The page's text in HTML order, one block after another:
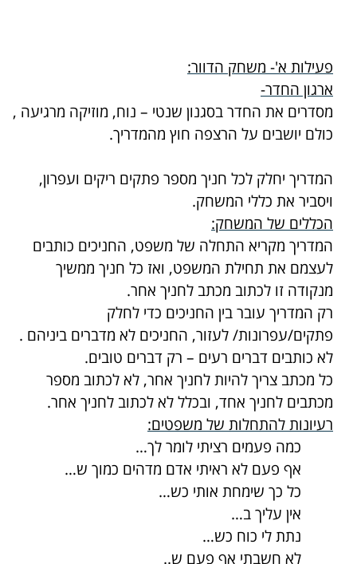
פעילות א'- משחק הדוור:
ארגון החדר-
מסדרים את החדר בסגנון שנטי – נוח, מוזיקה מרגיעה ,
כולם יושבים על הרצפה חוץ מהמדריך.
המדריך יחלק לכל חניך מספר פתקים ריקים ועפרון,
ויסביר את כללי המשחק.
הכללים של המשחק:
המדריך מקריא התחלה של משפט, החניכים כותבים
לעצמם את תחילת המשפט, ואז כל חניך ממשיך
מנקודה זו לכתוב מכתב לחניך אחר.
רק המדריך עובר בין החניכים כדי לחלק
פתקים/עפרונות/ לעזור, החניכים לא מדברים ביניהם .
לא כותבים דברים רעים – רק דברים טובים.
כל מכתב צריך להיות לחניך אחר, לא לכתוב מספר
מכתבים לחניך אחד, ובכלל לא לכתוב לחניך אחר.
רעיונות להתחלות של משפטים:
כמה פעמים רציתי לומר לך…
אף פעם לא ראיתי אדם מדהים כמוך ש…
כל כך שימחת אותי כש…
אין עליך ב…
נתת לי כוח כש…
לא חשבתי אף פעם ש..